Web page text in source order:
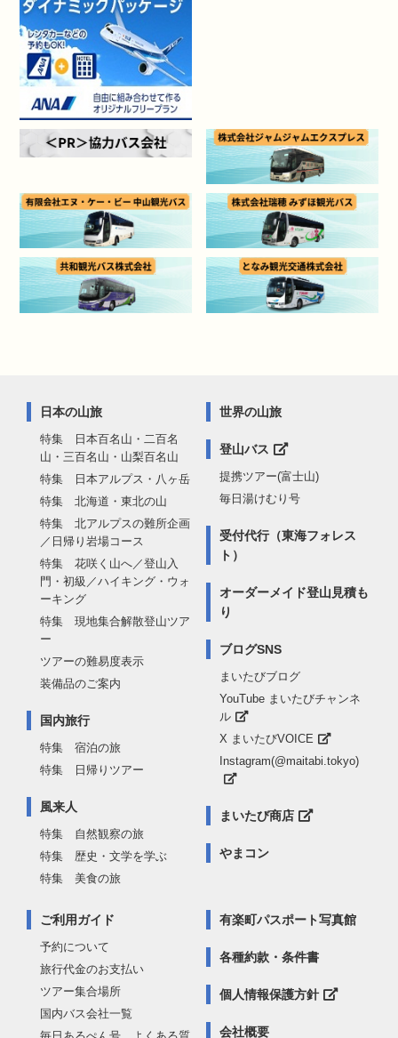
日本の山旅
特集 日本百名山・二百名
山・三百名山・山梨百名山
特集 日本アルプス・八ヶ岳
特集 北海道・東北の山
特集 北アルプスの難所企画
／日帰り岩場コース
特集 花咲く山へ／登山入
門・初級／ハイキング・ウォ
ーキング
特集 現地集合解散登山ツア
ー
ツアーの難易度表示
装備品のご案内
国内旅行
特集 宿泊の旅
特集 日帰りツアー
風来人
特集 自然観察の旅
特集 歴史・文学を学ぶ
特集 美食の旅
世界の山旅
登山バス
提携ツアー(富士山)
毎日湯けむり号
受付代行（東海フォレス
ト）
オーダーメイド登山見積も
り
ブログSNS
まいたびブログ
YouTube まいたびチャンネ
ル
X まいたびVOICE
Instagram(@maitabi.tokyo)
まいたび商店
やまコン
ご利用ガイド
予約について
旅行代金のお支払い
ツアー集合場所
国内バス会社一覧
有楽町パスポート写真館
各種約款・条件書
個人情報保護方針
会社概要